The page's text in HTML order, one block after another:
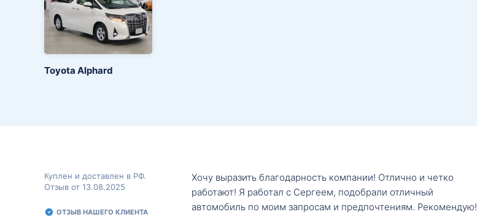
Toyota Alphard
Куплен и доставлен в РФ.
Отзыв от 13.08.2025
ОТЗЫВ НАШЕГО КЛИЕНТА
Хочу выразить благодарность компании! Отлично и четко
работают! Я работал с Сергеем, подобрали отличный
автомобиль по моим запросам и предпочтениям. Рекомендую!